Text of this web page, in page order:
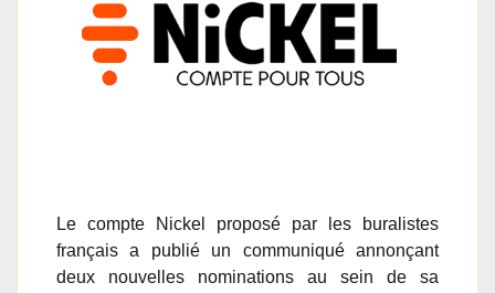
Le compte Nickel proposé par les buralistes
français a publié un communiqué annonçant
deux nouvelles nominations au sein de sa